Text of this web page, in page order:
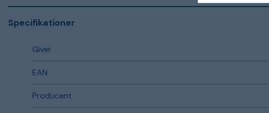
Specifikationer
Giver
EAN
Producent